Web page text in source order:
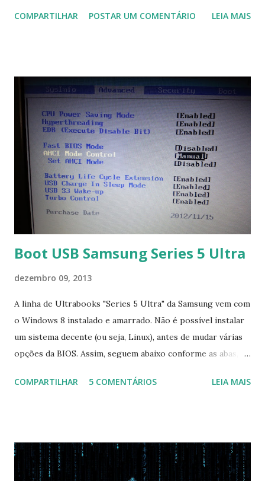
Na última versão 0.100, a coleção contém mais de 8.000
COMPARTILHAR POSTAR UM COMENTÁRIO LEIA MAIS
Boot USB Samsung Series 5 Ultra
dezembro 09, 2013
A linha de Ultrabooks "Series 5 Ultra" da Samsung vem com
o Windows 8 instalado e amarrado. Não é possível instalar
um sistema decente (ou seja, Linux), antes de mudar várias
opções da BIOS. Assim, seguem abaixo conforme as abas, a
Na inicialização aperte F2 para acessar a BIOS e então faça
com Win, deixe essa opção no Auto ) Set AHCI Mode ->
Disabled USB S3 Wake-up -> Enabled Boot: Secure Boot ->
COMPARTILHAR 5 COMENTÁRIOS LEIA MAIS